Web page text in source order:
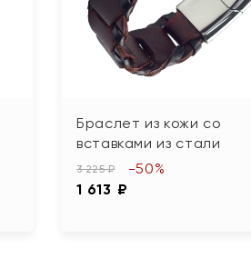
Браслет из кожи со
вставками из стали
3 225 ₽
1 613 ₽
-50%